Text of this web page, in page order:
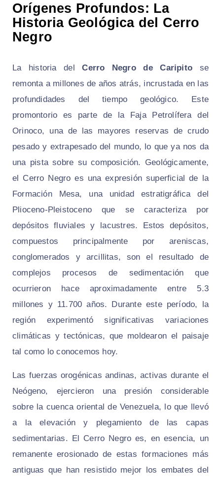
Orígenes Profundos: La
Historia Geológica del Cerro
Negro
La historia delCerro Negro de Caripito se
remonta a millones de años atrás, incrustada en las
profundidades del tiempo geológico. Este
promontorio es parte de la Faja Petrolífera del
Orinoco, una de las mayores reservas de crudo
pesado y extrapesado del mundo, lo que ya nos da
una pista sobre su composición. Geológicamente,
el Cerro Negro es una expresión superficial de la
Formación Mesa, una unidad estratigráfica del
Plioceno-Pleistoceno que se caracteriza por
depósitos fluviales y lacustres. Estos depósitos,
compuestos principalmente por areniscas,
conglomerados y arcillitas, son el resultado de
complejos procesos de sedimentación que
ocurrieron hace aproximadamente entre 5.3
millones y 11.700 años. Durante este período, la
región experimentó significativas variaciones
climáticas y tectónicas, que moldearon el paisaje
tal como lo conocemos hoy.
Las fuerzas orogénicas andinas, activas durante el
Neógeno, ejercieron una presión considerable
sobre la cuenca oriental de Venezuela, lo que llevó
a la elevación y plegamiento de las capas
sedimentarias. El Cerro Negro es, en esencia, un
remanente erosionado de estas formaciones más
antiguas que han resistido mejor los embates del